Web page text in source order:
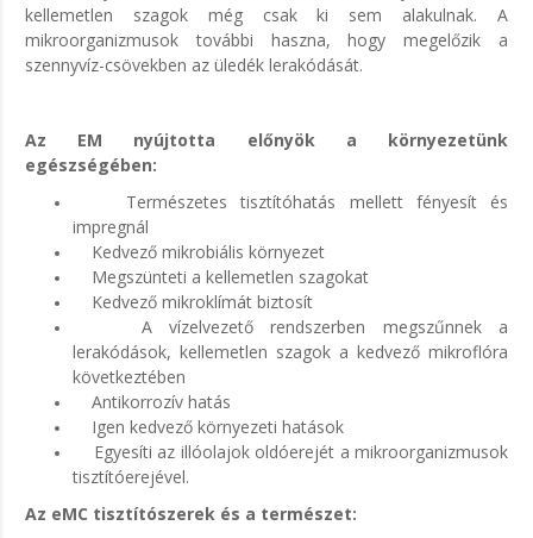
kellemetlen szagok még csak ki sem alakulnak. A
mikroorganizmusok további haszna, hogy megelőzik a
szennyvíz-csövekben az üledék lerakódását.
Az EM nyújtotta előnyök a környezetünk
egészségében:
Természetes tisztítóhatás mellett fényesít és
impregnál
Kedvező mikrobiális környezet
Megszünteti a kellemetlen szagokat
Kedvező mikroklímát biztosít
A vízelvezető rendszerben megszűnnek a
lerakódások, kellemetlen szagok a kedvező mikroflóra
következtében
Antikorrozív hatás
Igen kedvező környezeti hatások
Egyesíti az illóolajok oldóerejét a mikroorganizmusok
tisztítóerejével.
Az eMC tisztítószerek és a természet: